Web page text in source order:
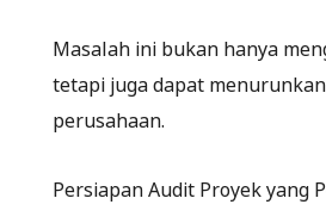
Masalah ini bukan hanya
tetapi juga dapat
perusahaan.
Persiapan Audit Proyek yang